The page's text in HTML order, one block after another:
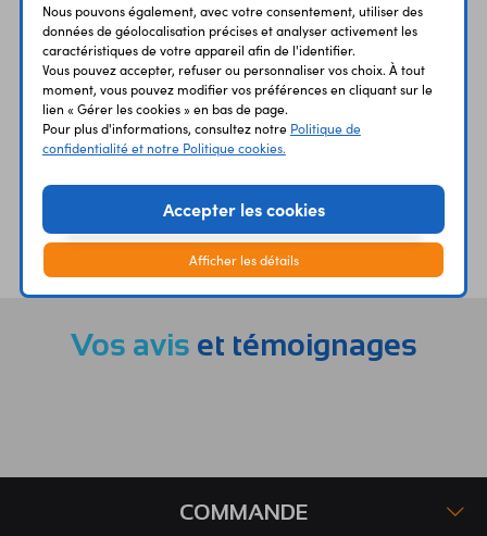
UNE QUESTION?
UN CONSEIL?
PAIEMENT
SÉCURISÉ
LIVRAISON
RAPIDE
ÉTABLISSEMENTS
SCOLAIRES
PLUS 30 ANS
D’EXPERIENCE
Vos avis et témoignages
COMMANDE
Nous pouvons également, avec votre consentement, utiliser des
données de géolocalisation précises et analyser activement les
caractéristiques de votre appareil afin de l'identifier.
Vous pouvez accepter, refuser ou personnaliser vos choix. À tout
moment, vous pouvez modifier vos préférences en cliquant sur le
lien « Gérer les cookies » en bas de page.
Pour plus d'informations, consultez notre Politique de
confidentialité et notre Politique cookies.
Accepter les cookies
Afficher les détails